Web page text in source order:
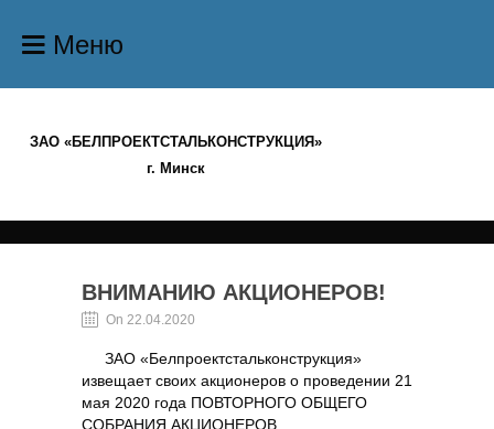
Меню
ЗАО «БЕЛПРОЕКТСТАЛЬКОНСТРУКЦИЯ»
г. Минск
ВНИМАНИЮ АКЦИОНЕРОВ!
On 22.04.2020
ЗАО «Белпроектстальконструкция»
извещает своих акционеров о проведении 21
мая 2020 года ПОВТОРНОГО ОБЩЕГО
СОБРАНИЯ АКЦИОНЕРОВ